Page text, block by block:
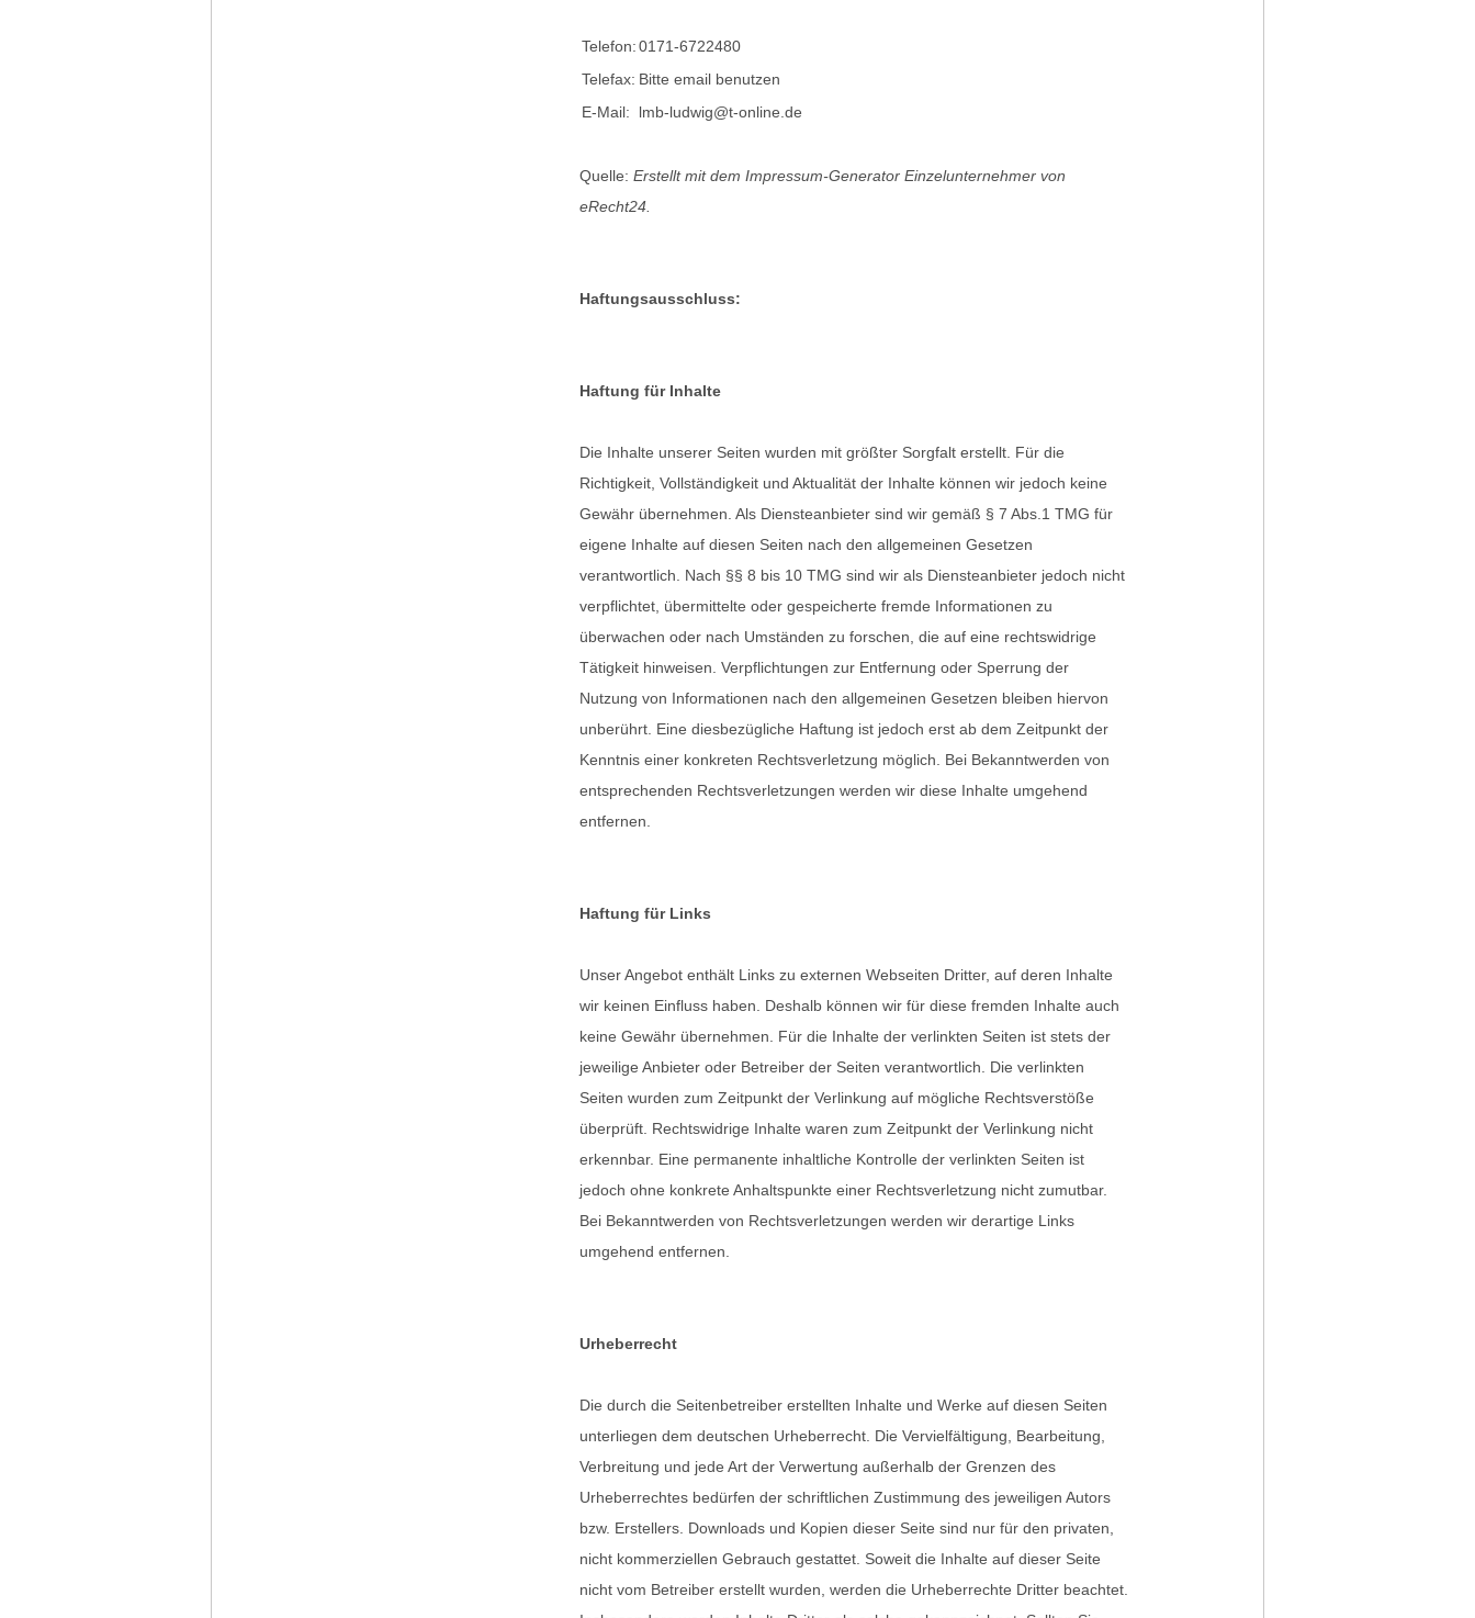
Telefon:0171-6722480
Telefax: Bitte email benutzen
E-Mail:
lmb-ludwig@t-online.de
Quelle: Erstellt mit dem Impressum-Generator Einzelunternehmer von
eRecht24.
Haftungsausschluss:
Haftung für Inhalte
Die Inhalte unserer Seiten wurden mit größter Sorgfalt erstellt. Für die
Richtigkeit, Vollständigkeit und Aktualität der Inhalte können wir jedoch keine
Gewähr übernehmen. Als Diensteanbieter sind wir gemäß § 7 Abs.1 TMG für
eigene Inhalte auf diesen Seiten nach den allgemeinen Gesetzen
verantwortlich. Nach §§ 8 bis 10 TMG sind wir als Diensteanbieter jedoch nicht
verpflichtet, übermittelte oder gespeicherte fremde Informationen zu
überwachen oder nach Umständen zu forschen, die auf eine rechtswidrige
Tätigkeit hinweisen. Verpflichtungen zur Entfernung oder Sperrung der
Nutzung von Informationen nach den allgemeinen Gesetzen bleiben hiervon
unberührt. Eine diesbezügliche Haftung ist jedoch erst ab dem Zeitpunkt der
Kenntnis einer konkreten Rechtsverletzung möglich. Bei Bekanntwerden von
entsprechenden Rechtsverletzungen werden wir diese Inhalte umgehend
entfernen.
Haftung für Links
Unser Angebot enthält Links zu externen Webseiten Dritter, auf deren Inhalte
wir keinen Einfluss haben. Deshalb können wir für diese fremden Inhalte auch
keine Gewähr übernehmen. Für die Inhalte der verlinkten Seiten ist stets der
jeweilige Anbieter oder Betreiber der Seiten verantwortlich. Die verlinkten
Seiten wurden zum Zeitpunkt der Verlinkung auf mögliche Rechtsverstöße
überprüft. Rechtswidrige Inhalte waren zum Zeitpunkt der Verlinkung nicht
erkennbar. Eine permanente inhaltliche Kontrolle der verlinkten Seiten ist
jedoch ohne konkrete Anhaltspunkte einer Rechtsverletzung nicht zumutbar.
Bei Bekanntwerden von Rechtsverletzungen werden wir derartige Links
umgehend entfernen.
Urheberrecht
Die durch die Seitenbetreiber erstellten Inhalte und Werke auf diesen Seiten
unterliegen dem deutschen Urheberrecht. Die Vervielfältigung, Bearbeitung,
Verbreitung und jede Art der Verwertung außerhalb der Grenzen des
Urheberrechtes bedürfen der schriftlichen Zustimmung des jeweiligen Autors
bzw. Erstellers. Downloads und Kopien dieser Seite sind nur für den privaten,
nicht kommerziellen Gebrauch gestattet. Soweit die Inhalte auf dieser Seite
nicht vom Betreiber erstellt wurden, werden die Urheberrechte Dritter beachtet.